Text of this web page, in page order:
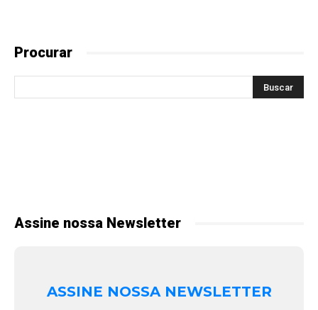
Procurar
Assine nossa Newsletter
ASSINE NOSSA NEWSLETTER